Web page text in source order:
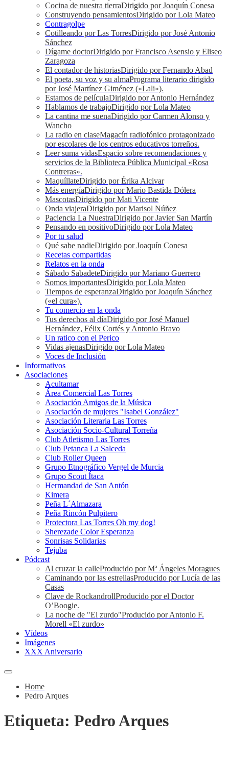
Cocina de nuestra tierraDirigido por Joaquín Conesa
Construyendo pensamientosDirigido por Lola Mateo
Contragolpe
Cotilleando por Las TorresDirigido por José Antonio
Sánchez
Dígame doctorDirigido por Francisco Asensio y Eliseo
Zaragoza
El contador de historiasDirigido por Fernando Abad
El poeta, su voz y su almaPrograma literario dirigido
por José Martínez Giménez («Lali»).
Estamos de películaDirigido por Antonio Hernández
Hablamos de trabajoDirigido por Lola Mateo
La cantina me suenaDirigido por Carmen Alonso y
Wancho
La radio en claseMagacín radiofónico protagonizado
por escolares de los centros educativos torreños.
Leer suma vidasEspacio sobre recomendaciones y
servicios de la Biblioteca Pública Municipal «Rosa
Contreras».
MaquíllateDirigido por Érika Alcivar
Más energíaDirigido por Mario Bastida Dólera
MascotasDirigido por Mati Vicente
Onda viajeraDirigido por Marisol Núñez
Paciencia La NuestraDirigido por Javier San Martín
Pensando en positivoDirigido por Lola Mateo
Por tu salud
Qué sabe nadieDirigido por Joaquín Conesa
Recetas compartidas
Relatos en la onda
Sábado SabadeteDirigido por Mariano Guerrero
Somos importantesDirigido por Lola Mateo
Tiempos de esperanzaDirigido por Joaquín Sánchez
(«el cura»).
Tu comercio en la onda
Tus derechos al díaDirigido por José Manuel
Hernández, Félix Cortés y Antonio Bravo
Un ratico con el Perico
Vidas ajenasDirigido por Lola Mateo
Voces de Inclusión
Informativos
Asociaciones
Acultamar
Área Comercial Las Torres
Asociación Amigos de la Música
Asociación de mujeres "Isabel González"
Asociación Literaria Las Torres
Asociación Socio-Cultural Torreña
Club Atletismo Las Torres
Club Petanca La Salceda
Club Roller Queen
Grupo Etnográfico Vergel de Murcia
Grupo Scout Ítaca
Hermandad de San Antón
Kimera
Peña L´Almazara
Peña Rincón Pulpitero
Protectora Las Torres Oh my dog!
Sherezade Color Esperanza
Sonrisas Solidarias
Tejuba
Pódcast
Al cruzar la calleProducido por Mª Ángeles Moragues
Caminando por las estrellasProducido por Lucía de las
Casas
Clave de RockandrollProducido por el Doctor
O’Boogie.
La noche de "El zurdo"Producido por Antonio F.
Morell «El zurdo»
Vídeos
Imágenes
XXX Aniversario
Home
Pedro Arques
Etiqueta: Pedro Arques